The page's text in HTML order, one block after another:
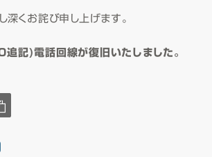
くお詫び申し上げます。
)電話回線が復旧いたしました。